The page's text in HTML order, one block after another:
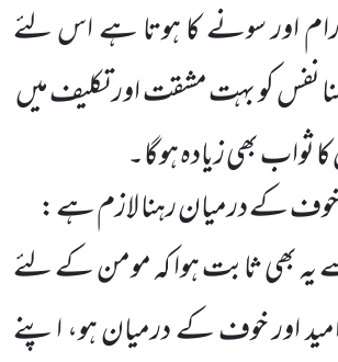
اور سونے کا ہوتا ہے اس لئے
نفس کو بہت مشقت اور تکلیف میں
ثواب بھی زیادہ ہوگا۔
خوف کے درمیان رہنا لازم ہے :
بھی ثابت ہوا کہ مومن کے لئے
اور خوف کے درمیان ہو، اپنے